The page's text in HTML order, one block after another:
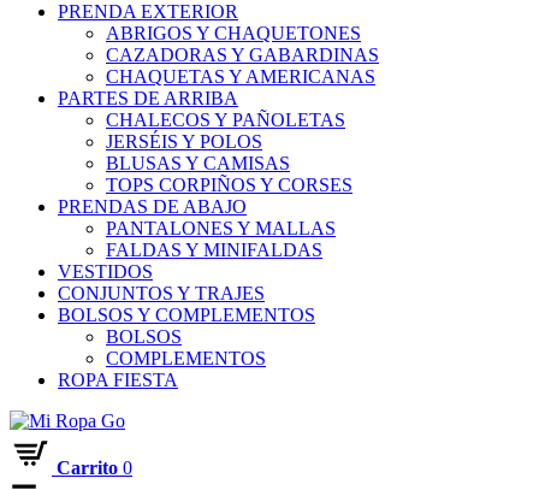
PRENDA EXTERIOR
ABRIGOS Y CHAQUETONES
CAZADORAS Y GABARDINAS
CHAQUETAS Y AMERICANAS
PARTES DE ARRIBA
CHALECOS Y PAÑOLETAS
JERSÉIS Y POLOS
BLUSAS Y CAMISAS
TOPS CORPIÑOS Y CORSES
PRENDAS DE ABAJO
PANTALONES Y MALLAS
FALDAS Y MINIFALDAS
VESTIDOS
CONJUNTOS Y TRAJES
BOLSOS Y COMPLEMENTOS
BOLSOS
COMPLEMENTOS
ROPA FIESTA
Carrito 0